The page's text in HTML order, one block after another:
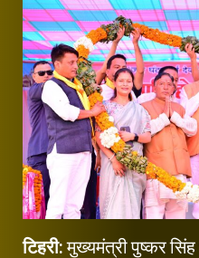
टिहरी:मुख्यमंत्री पुष्कर